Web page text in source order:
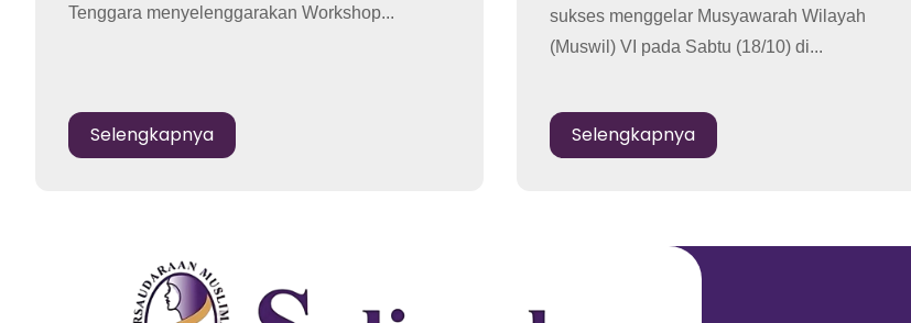
Tenggara menyelenggarakan Workshop...
Selengkapnya
sukses menggelar Musyawarah Wilayah
(Muswil) VI pada Sabtu (18/10) di...
Selengkapnya